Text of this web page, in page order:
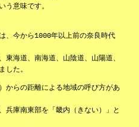
う意味です。
、今から1000年以上前の奈良時代
東海道、南海道、山陰道、山陽道、
した。
からの距離による地域の呼び方があ
兵庫南東部を「畿内（きない）」と